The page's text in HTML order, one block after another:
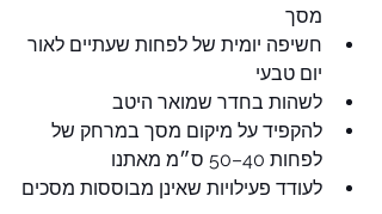
מסך
חשיפה יומית של לפחות שעתיים לאור
יום טבעי
לשהות בחדר שמואר היטב
להקפיד על מיקום מסך במרחק של
לפחות 40–50 ס״מ מאתנו
לעודד פעילויות שאינן מבוססות מסכים